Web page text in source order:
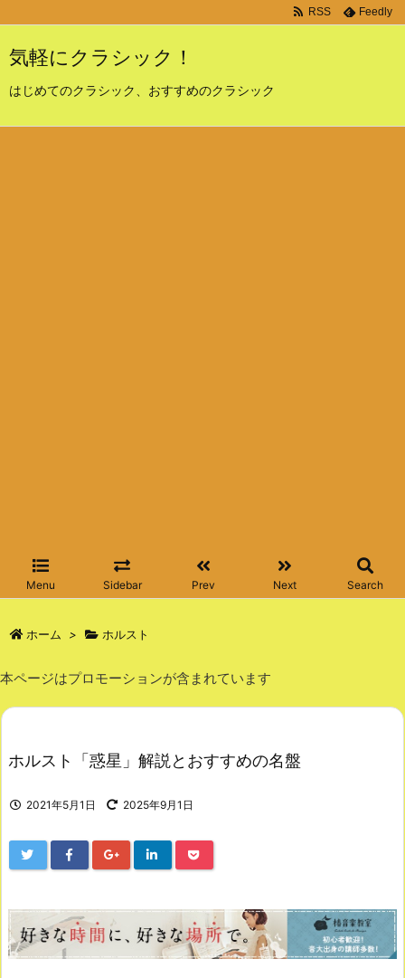
気軽にクラシック！
はじめてのクラシック、おすすめのクラシック
Menu Sidebar Prev Next Search
RSS Feedly
ホーム > ホルスト
本ページはプロモーションが含まれています
ホルスト「惑星」解説とおすすめの名盤
2021年5月1日 2025年9月1日